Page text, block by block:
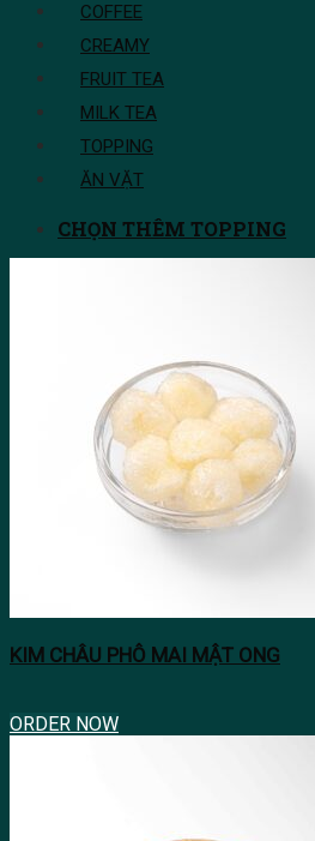
COFFEE
CREAMY
FRUIT TEA
MILK TEA
TOPPING
ĂN VẶT
CHỌN THÊM TOPPING
KIM CHÂU PHÔ MAI MẬT ONG
ORDER NOW